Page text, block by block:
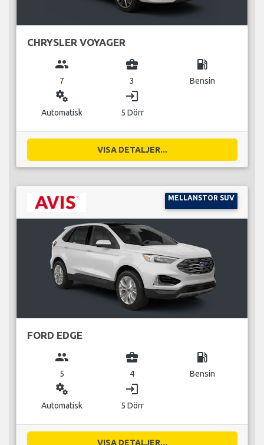
CHRYSLER VOYAGER
group
7
business_center
3
local_gas_station
Bensin
miscellaneous_services
Automatisk
login
5 Dörr
VISA DETALJER...
MELLANSTOR SUV
FORD EDGE
group
5
business_center
4
local_gas_station
Bensin
miscellaneous_services
Automatisk
login
5 Dörr
VISA DETALJER...